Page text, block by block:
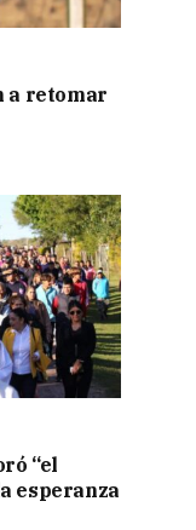
a retomar
“el
esperanza